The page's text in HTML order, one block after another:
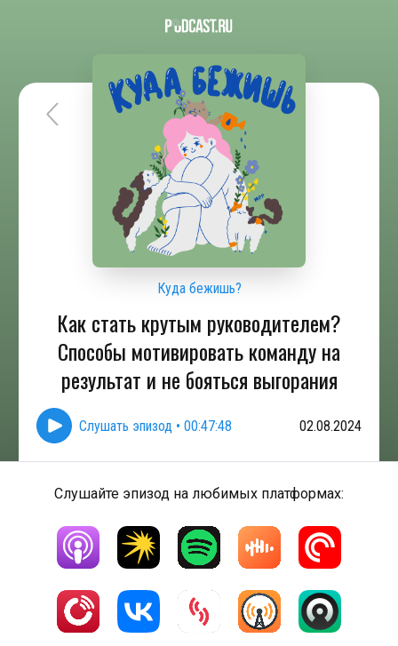
Куда бежишь?
Как стать крутым руководителем?
Способы мотивировать команду на
результат и не бояться выгорания
Слушать эпизод • 00:47:48 02.08.2024
Слушайте эпизод на любимых платформах: